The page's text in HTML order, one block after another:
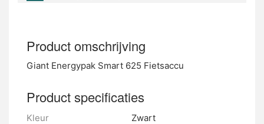
Product omschrijving
Giant Energypak Smart 625 Fietsaccu
Product specificaties
Kleur
Zwart